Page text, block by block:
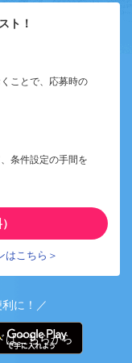
ト！
ことで、応募時の
条件設定の手間を
はこちら＞
に！／
はこちらから